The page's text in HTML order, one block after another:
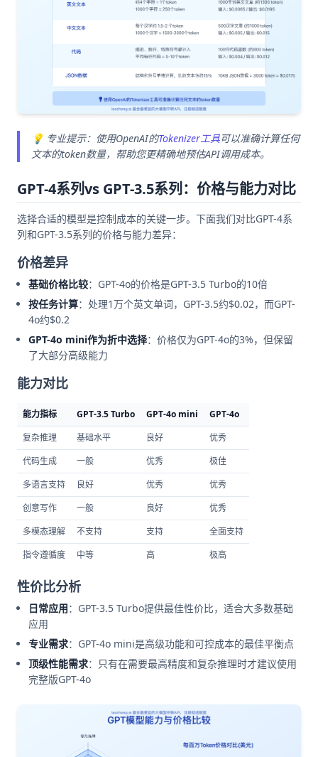
💡 专业提示：使用OpenAI的Tokenizer工具可以准确计算任何
文本的token数量，帮助您更精确地预估API调用成本。
GPT-4系列vs GPT-3.5系列：价格与能力对比
选择合适的模型是控制成本的关键一步。下面我们对比GPT-4系
列和GPT-3.5系列的价格与能力差异：
价格差异
基础价格比较：GPT-4o的价格是GPT-3.5 Turbo的10倍
按任务计算：处理1万个英文单词，GPT-3.5约$0.02，而GPT-
4o约$0.2
GPT-4o mini作为折中选择：价格仅为GPT-4o的3%，但保留
了大部分高级能力
能力对比
能力指标 GPT-3.5 Turbo GPT-4o mini
GPT-4o
复杂推理
基础水平 良好
优秀
代码生成
一般 优秀
极佳
多语言支持
良好 优秀
优秀
创意写作
一般 良好
优秀
多模态理解
不支持 支持
全面支持
指令遵循度
中等 高 极高
性价比分析
日常应用：GPT-3.5 Turbo提供最佳性价比，适合大多数基础
应用
专业需求：GPT-4o mini是高级功能和可控成本的最佳平衡点
顶级性能需求：只有在需要最高精度和复杂推理时才建议使用
完整版GPT-4o